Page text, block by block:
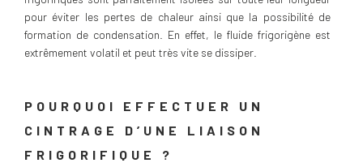
pour éviter les pertes de chaleur ainsi que la possibilité de
formation de condensation. En effet, le fluide frigorigène est
extrêmement volatil et peut très vite se dissiper.
POURQUOI EFFECTUER UN
CINTRAGE D’UNE LIAISON
FRIGORIFIQUE ?